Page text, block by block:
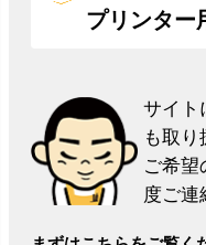
プリンター
サイト
も取り
ご希望
度ご連